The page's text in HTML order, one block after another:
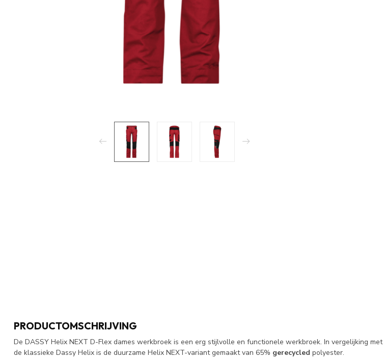
PRODUCTOMSCHRIJVING
De DASSY Helix NEXT D-Flex dames werkbroek is een erg stijlvolle en functionele werkbroek. In vergelijking met
de klassieke Dassy Helix is de duurzame Helix NEXT-variant gemaakt van 65% gerecycled polyester.